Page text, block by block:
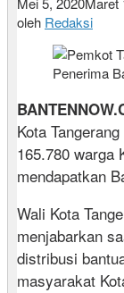
oleh Redaksi
Kota
165.780 warga
mendapatkan
Wali Kota
menjabarkan
distribusi
masyarakat